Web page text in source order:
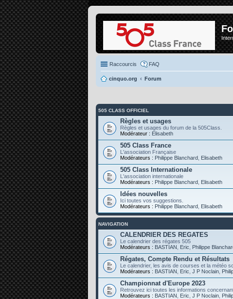
Raccourcis FAQ
cinquo.org Forum
505 CLASS OFFICIEL
Règles et usages
Règles et usages du forum de la 505Class.
Modérateur : Elisabeth
505 Class France
L'association Française
Modérateurs : Philippe Blanchard Elisabeth
505 Class Internationale
L'association internationale
Modérateurs : Philippe Blanchard Elisabeth
Idées nouvelles
Ici toutes vos suggestions.
Modérateurs : Philippe Blanchard Elisabeth
NAVIGATION
CALENDRIER DES REGATES
Le calendrier des régates 505
Modérateurs : BASTIAN Eric Philippe
Régates, Compte Rendu et Résultats
Le calendrier, les avis de courses et la météo
Modérateurs : BASTIAN Eric J P Noclain
Championnat d'Europe 2023
Retrouvez ici toutes les informations
Modérateurs : BASTIAN Eric J P Noclain